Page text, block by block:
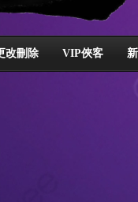
改刪除 VIP俠客